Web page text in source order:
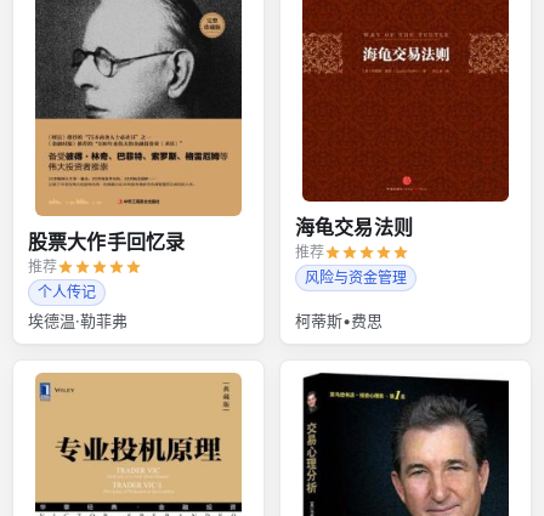
股票大作手回忆录
推荐
个人传记
埃德温·勒菲弗
海龟交易法则
推荐
风险与资金管理
柯蒂斯•费思